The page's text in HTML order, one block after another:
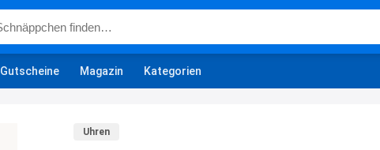
Gutscheine Magazin Kategorien
Uhren